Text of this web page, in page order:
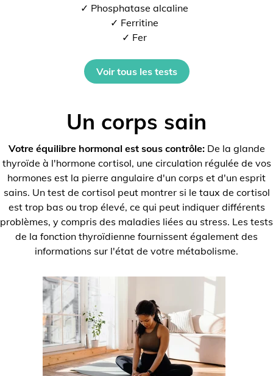
✓ Phosphatase alcaline
✓ Ferritine
✓ Fer
Voir tous les tests
Un corps sain
Votre équilibre hormonal est sous contrôle:De la glande
thyroïde à l'hormone cortisol, une circulation régulée de vos
hormones est la pierre angulaire d'un corps et d'un esprit
sains. Un test de cortisol peut montrer si le taux de cortisol
est trop bas ou trop élevé, ce qui peut indiquer différents
problèmes, y compris des maladies liées au stress. Les tests
de la fonction thyroïdienne fournissent également des
informations sur l'état de votre métabolisme.